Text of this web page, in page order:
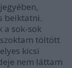
beiktatni.
a sok-sok
töltött
kicsi
nem láttam